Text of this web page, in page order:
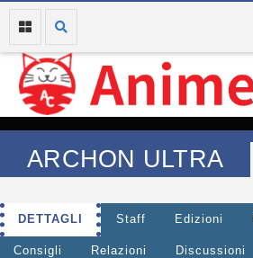
ARCHON ULTRA
DETTAGLI Staff Edizioni
Consigli Relazioni Discussioni